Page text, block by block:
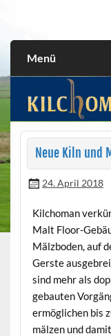
Menü
Neue Kiln
24. April 2018
Kilchoman
Malt Floor-
Mälzboden, auf
Gerste
sind mehr als
gebauten
ermöglichen bis
mälzen und